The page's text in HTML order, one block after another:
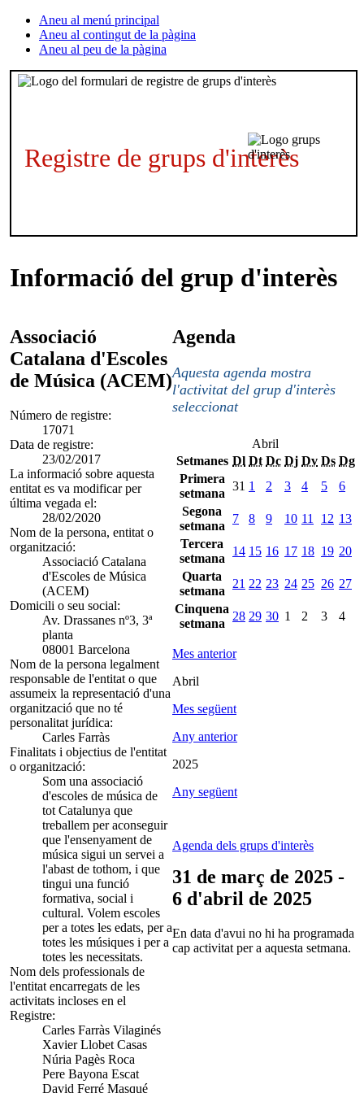
Aneu al menú principal
Aneu al contingut de la pàgina
Aneu al peu de la pàgina
Registre de grups d'interès
Informació del grup d'interès
Associació
Catalana d'Escoles
de Música (ACEM)
Número de registre:
17071
Data de registre:
23/02/2017
La informació sobre aquesta
entitat es va modificar per
última vegada el:
28/02/2020
Nom de la persona, entitat o
organització:
Associació Catalana
d'Escoles de Música
(ACEM)
Domicili o seu social:
Av. Drassanes nº3, 3ª
planta
08001 Barcelona
Nom de la persona legalment
responsable de l'entitat o que
assumeix la representació d'una
organització que no té
personalitat jurídica:
Carles Farràs
Finalitats i objectius de l'entitat
o organització:
Som una associació
d'escoles de música de
tot Catalunya que
treballem per aconseguir
que l'ensenyament de
música sigui un servei a
l'abast de tothom, i que
tingui una funció
formativa, social i
cultural. Volem escoles
per a totes les edats, per a
totes les músiques i per a
totes les necessitats.
Nom dels professionals de
l'entitat encarregats de les
activitats incloses en el
Registre:
Carles Farràs Vilaginés
Xavier Llobet Casas
Núria Pagès Roca
Pere Bayona Escat
David Ferré Masqué
Agenda
Aquesta agenda mostra
l'activitat del grup d'interès
seleccionat
Abril
Setmanes Dl Dt Dc Dj Dv Ds Dg
Primera
setmana
31 1 2 3 4 5
6
Segona
setmana
7 8 9 10 11 12 13
Tercera
setmana
14 15 16 17 18 19 20
Quarta
setmana
21 22 23 24 25 26 27
Cinquena
setmana
28 29 30 1 2 3 4
Mes anterior
Abril
Mes següent
Any anterior
2025
Any següent
Agenda dels grups d'interès
31 de març de 2025 -
6 d'abril de 2025
En data d'avui no hi ha programada
cap activitat per a aquesta setmana.